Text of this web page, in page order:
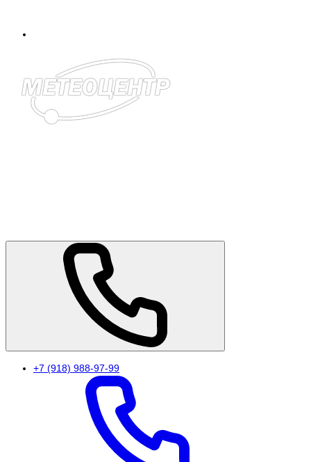
+7 (918) 988-97-99